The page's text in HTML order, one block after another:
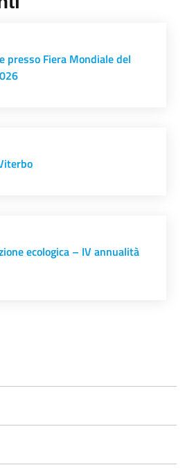
presso Fiera Mondiale del
ecologica – IV annualità